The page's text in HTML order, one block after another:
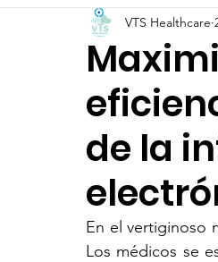
PACS
AI in Healthcare Surgical
Digital Health Impact
de la
VTS Healthcare
En el vertiginoso
Los médicos se